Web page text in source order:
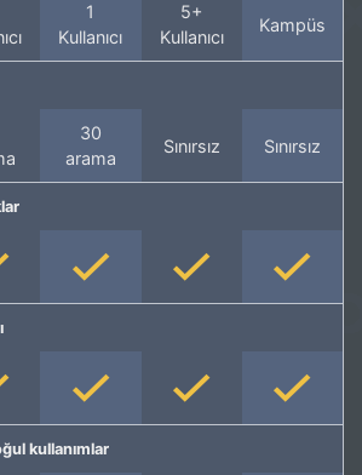
1
Kullanıcı
5+
Kullanıcı
Kampüs
30
arama
Sınırsız Sınırsız
kullanımlar